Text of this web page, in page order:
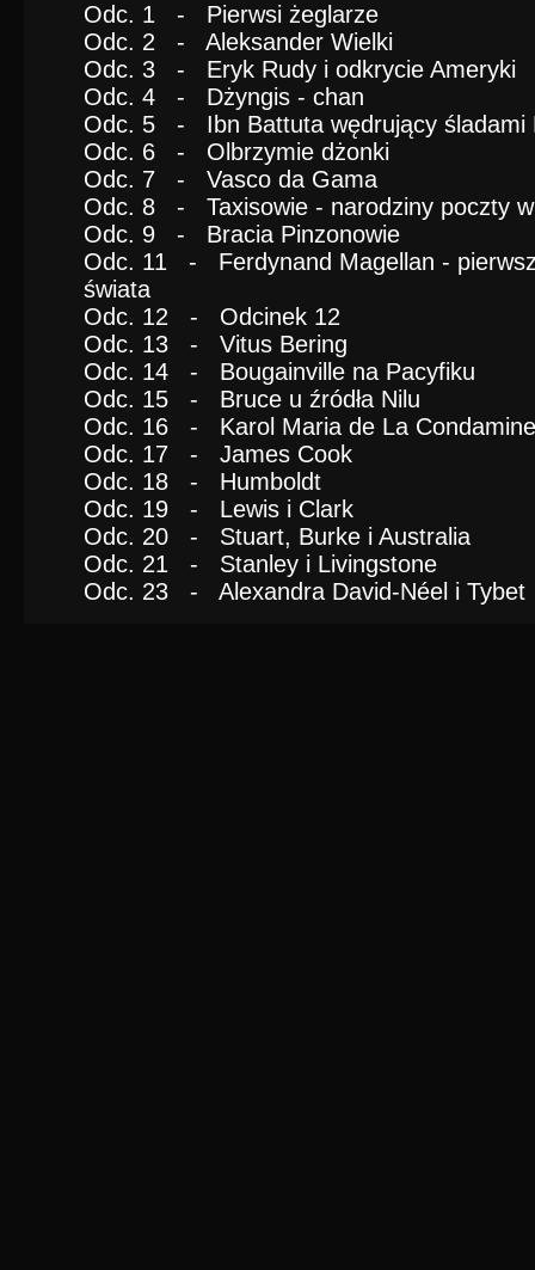
Odc. 1 - Pierwsi żeglarze
Odc. 2 - Aleksander Wielki
Odc. 3 - Eryk Rudy i odkrycie Ameryki
Odc. 4 - Dżyngis - chan
Odc. 5 - Ibn Battuta wędrujący śladami
Odc. 6 - Olbrzymie dżonki
Odc. 7 - Vasco da Gama
Odc. 8 - Taxisowie - narodziny poczty
Odc. 9 - Bracia Pinzonowie
Odc. 11 - Ferdynand Magellan -
świata
Odc. 12 - Odcinek 12
Odc. 13 - Vitus Bering
Odc. 14 - Bougainville na Pacyfiku
Odc. 15 - Bruce u źródła Nilu
Odc. 16 - Karol Maria de La Condamine
Odc. 17 - James Cook
Odc. 18 - Humboldt
Odc. 19 - Lewis i Clark
Odc. 20 - Stuart, Burke i Australia
Odc. 21 - Stanley i Livingstone
Odc. 23 - Alexandra David-Néel i Tybet